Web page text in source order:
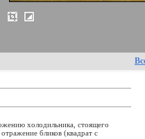
холодильника, стоящего
бликов (квадрат с